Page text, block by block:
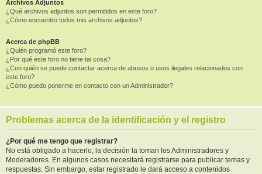
Archivos Adjuntos
¿Qué archivos adjuntos son permitidos en este foro?
¿Cómo encuentro todos mis archivos adjuntos?
Acerca de phpBB
¿Quién programó este foro?
¿Por qué este foro no tiene tal cosa?
¿Con quién se puede contactar acerca de abusos o usos ilegales relacionados con
este foro?
¿Cómo puedo ponerme en contacto con un Administrador?
Problemas acerca de la identificación y el registro
¿Por qué me tengo que registrar?
No está obligado a hacerlo, la decisión la toman los Administradores y
Moderadores. En algunos casos necesitará registrarse para publicar temas y
respuestas. Sin embargo, estar registrado le dará acceso a contenidos